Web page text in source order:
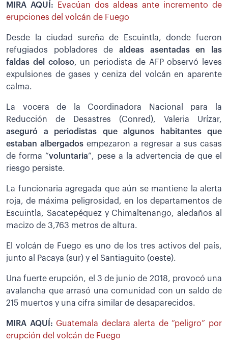
MIRA AQUÍ:
Evacúan dos aldeas ante incremento de
erupciones del volcán de Fuego
Desde la ciudad sureña de Escuintla, donde fueron
refugiados pobladores de aldeas asentadas en las
faldas del coloso, un periodista de AFP observó leves
expulsiones de gases y ceniza del volcán en aparente
calma.
La vocera de la Coordinadora Nacional para la
Reducción de Desastres (Conred), Valeria Urízar,
aseguró a periodistas que algunos habitantes que
estaban albergados empezaron a regresar a sus casas
de forma “voluntaria”, pese a la advertencia de que el
riesgo persiste.
La funcionaria agregada que aún se mantiene la alerta
roja, de máxima peligrosidad, en los departamentos de
Escuintla, Sacatepéquez y Chimaltenango, aledaños al
macizo de 3,763 metros de altura.
El volcán de Fuego es uno de los tres activos del país,
junto al Pacaya (sur) y el Santiaguito (oeste).
Una fuerte erupción, el 3 de junio de 2018, provocó una
avalancha que arrasó una comunidad con un saldo de
215 muertos y una cifra similar de desaparecidos.
MIRA AQUÍ: Guatemala declara alerta de “peligro” por
erupción del volcán de Fuego